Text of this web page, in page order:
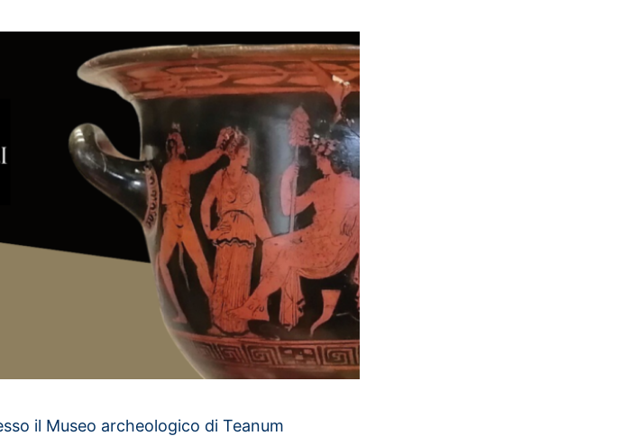
il Museo archeologico di Teanum